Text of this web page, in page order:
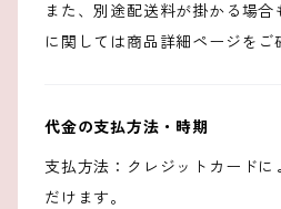
また、別途配送料が掛かる場
に関しては商品詳細ページをご
代金の支払方法・時期
支払方法：クレジットカードに
だけます。